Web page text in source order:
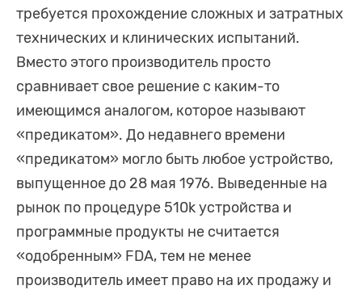
требуется прохождение сложных и затратных
технических и клинических испытаний.
Вместо этого производитель просто
сравнивает свое решение с каким-то
имеющимся аналогом, которое называют
«предикатом». До недавнего времени
«предикатом» могло быть любое устройство,
выпущенное до 28 мая 1976. Выведенные на
рынок по процедуре 510k устройства и
программные продукты не считается
«одобренным» FDA, тем не менее
производитель имеет право на их продажу и